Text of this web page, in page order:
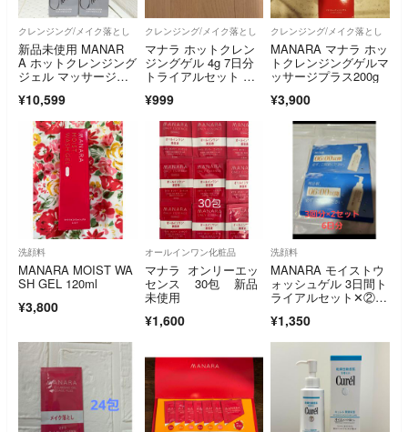
クレンジング/メイク落とし
新品未使用 MANAR
A ホットクレンジング
ジェル マッサージプ
¥10,599
クレンジング/メイク落とし
マナラ ホットクレン
ジングゲル 4g 7日分
トライアルセット 新
¥999
クレンジング/メイク落とし
MANARA マナラ ホッ
トクレンジングゲルマ
ッサージプラス200g
¥3,900
洗顔料
MANARA MOIST WA
SH GEL 120ml
¥3,800
オールインワン化粧品
マナラ オンリーエッ
センス 30包 新品
未使用
¥1,600
洗顔料
MANARA モイストウ
ォッシュゲル 3日間ト
ライアルセット✕②セ
¥1,350